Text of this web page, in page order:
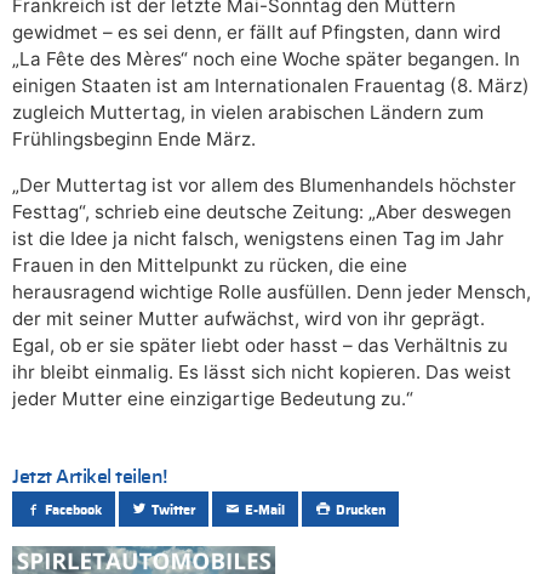
Frankreich ist der letzte Mai-Sonntag den Müttern
gewidmet – es sei denn, er fällt auf Pfingsten, dann wird
„La Fête des Mères“ noch eine Woche später begangen. In
einigen Staaten ist am Internationalen Frauentag (8. März)
zugleich Muttertag, in vielen arabischen Ländern zum
Frühlingsbeginn Ende März.
„Der Muttertag ist vor allem des Blumenhandels höchster
Festtag“, schrieb eine deutsche Zeitung: „Aber deswegen
ist die Idee ja nicht falsch, wenigstens einen Tag im Jahr
Frauen in den Mittelpunkt zu rücken, die eine
herausragend wichtige Rolle ausfüllen. Denn jeder Mensch,
der mit seiner Mutter aufwächst, wird von ihr geprägt.
Egal, ob er sie später liebt oder hasst – das Verhältnis zu
ihr bleibt einmalig. Es lässt sich nicht kopieren. Das weist
jeder Mutter eine einzigartige Bedeutung zu.“
Jetzt Artikel teilen!
Facebook Twitter E-Mail Drucken